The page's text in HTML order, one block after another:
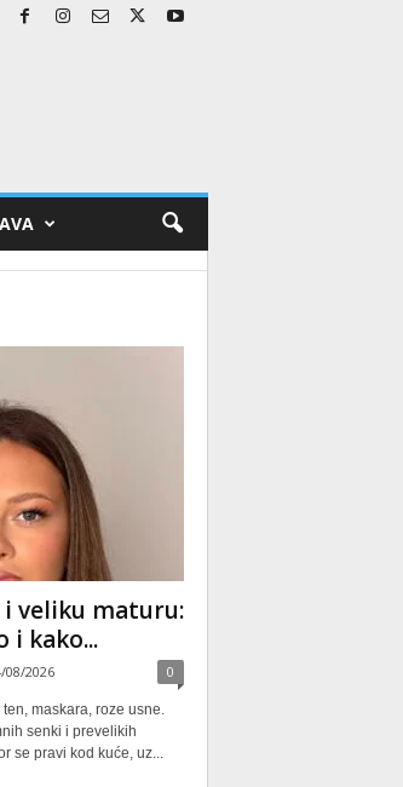
i veliku maturu:
i kako...
08/2026 0
maskara, roze usne.
senki i prevelikih
se pravi kod kuće, uz...